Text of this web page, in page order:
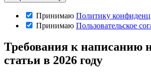
Принимаю Политику
Принимаю Пользовательское
Требования к написанию
статьи в 2026 году